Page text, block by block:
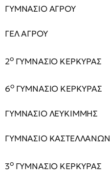
ΓΥΜΝΑΣΙΟ ΑΓΡΟΥ
ΓΕΛ ΑΓΡΟΥ
2οΓΥΜΝΑΣΙΟ ΚΕΡΚΥΡΑΣ
6οΓΥΜΝΑΣΙΟ ΚΕΡΚΥΡΑΣ
ΓΥΜΝΑΣΙΟ ΛΕΥΚΙΜΜΗΣ
ΓΥΜΝΑΣΙΟ ΚΑΣΤΕΛΛΑΝΩΝ
3οΓΥΜΝΑΣΙΟ ΚΕΡΚΥΡΑΣ